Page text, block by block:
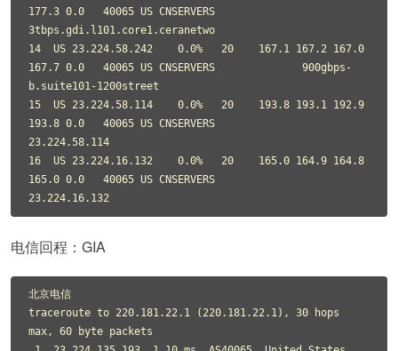
177.3 0.0   40065 US CNSERVERS
3tbps.gdi.l101.core1.ceranetwo
14  US 23.224.58.242    0.0%   20    167.1 167.2 167.0
167.7 0.0   40065 US CNSERVERS              900gbps-
b.suite101-1200street
15  US 23.224.58.114    0.0%   20    193.8 193.1 192.9
193.8 0.0   40065 US CNSERVERS
23.224.58.114
16  US 23.224.16.132    0.0%   20    165.0 164.9 164.8
165.0 0.0   40065 US CNSERVERS
23.224.16.132
电信回程：GIA
北京电信
traceroute to 220.181.22.1 (220.181.22.1), 30 hops
max, 60 byte packets